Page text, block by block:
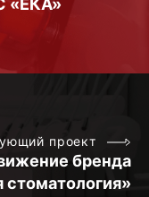
«ЕКА»
проект
бренда